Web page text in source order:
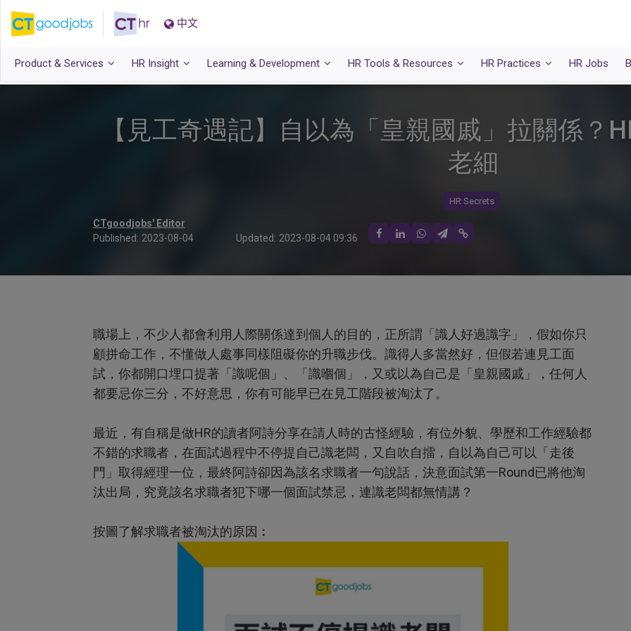
中文
Product & Services HR Insight Learning & Development HR Tools & Resources HR Practices HR Jobs
【見工奇遇記】自以為「皇親國戚」拉關係？
老細
HR Secrets
CTgoodjobs' Editor
Published: 2023-08-04 Updated: 2023-08-04 09:36
職場上，不少人都會利用人際關係達到個人的目的，正所謂「識人好過識字」，假如你只
顧拼命工作，不懂做人處事同樣阻礙你的升職步伐。識得人多當然好，但假若連見工面
試，你都開口埋口提著「識呢個」、「識嗰個」，又或以為自己是「皇親國戚」，任何人
都要忌你三分，不好意思，你有可能早已在見工階段被淘汰了。
最近，有自稱是做HR的讀者阿詩分享在請人時的古怪經驗，有位外貌、學歷和工作經驗都
不錯的求職者，在面試過程中不停提自己識老闆，又自吹自擂，自以為自己可以「走後
門」取得經理一位，最終阿詩卻因為該名求職者一句說話，決意面試第一Round已將他淘
汰出局，究竟該名求職者犯下哪一個面試禁忌，連識老闆都無情講？
按圖了解求職者被淘汰的原因︰